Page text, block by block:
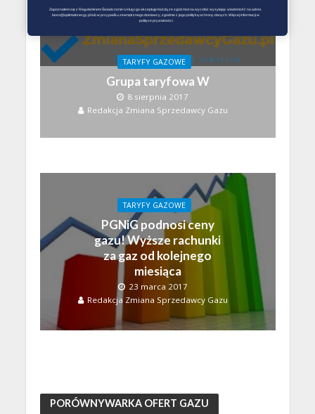
TARYFY GAZOWE
Grupa taryfowa W
8 sierpnia 2017
Redakcja Zmiana Sprzedawcy Gazu
TARYFY GAZOWE
PGNiG podnosi ceny
gazu! Wyższe rachunki
za gaz od kolejnego
miesiąca
23 marca 2017
Redakcja Zmiana Sprzedawcy Gazu
PORÓWNYWARKA OFERT GAZU
Zapoznałem się z Regulaminem Świadczenie Usług i go akceptuję Każdą ze zgód można wycofać wysyłając wiadomość na adres
biuro@optimalenergy.pl lub w przypadku zewnętrznego dostawcy, zgodnie z jego polityką ochrony danych. Więcej informacji w
polityce prywatności